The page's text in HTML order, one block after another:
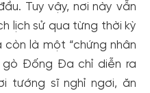
Tuy vậy, nơi này vẫn
lịch sử qua từng thời kỳ
là một “chứng nhân
gò Đống Đa chỉ diễn ra
tướng sĩ nghỉ ngơi, ăn